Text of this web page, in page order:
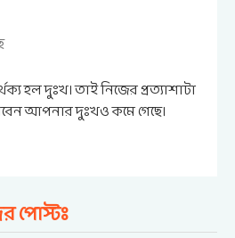
হল দুঃখ। তাই নিজের প্রত্যাশাটা
আপনার দুঃখও কমে গেছে।
পোস্টঃ